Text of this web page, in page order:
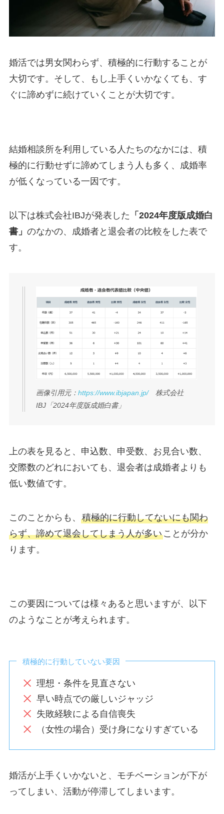
婚活では男女関わらず、積極的に行動することが
大切です。そして、もし上手くいかなくても、す
ぐに諦めずに続けていくことが大切です。
結婚相談所を利用している人たちのなかには、積
極的に行動せずに諦めてしまう人も多く、成婚率
が低くなっている一因です。
以下は株式会社IBJが発表した 「2024年度版成婚白
書」 のなかの、成婚者と退会者の比較をした表で
す。
画像引用元： https://www.ibjapan.jp/株式会社
IBJ「2024年度版成婚白書」
上の表を見ると、申込数、申受数、お見合い数、
交際数のどれにおいても、退会者は成婚者よりも
低い数値です。
このことからも、 積極的に行動してないにも関わ
らず、諦めて退会してしまう人が多いことが分か
ります。
この要因については様々あると思いますが、以下
のようなことが考えられます。
積極的に行動していない要因
理想・条件を見直さない
早い時点での厳しいジャッジ
失敗経験による自信喪失
（女性の場合）受け身になりすぎている
婚活が上手くいかないと、モチベーションが下が
ってしまい、活動が停滞してしまいます。